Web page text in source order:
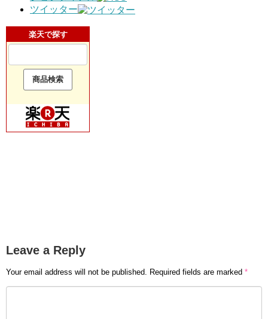
ツイッター
楽天で探す
Leave a Reply
Your email address will not be published. Required fields are marked *